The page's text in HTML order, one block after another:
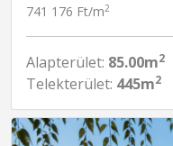
741 176 Ft/m2
Alapterület: 85.00m2
Telekterület: 445m2